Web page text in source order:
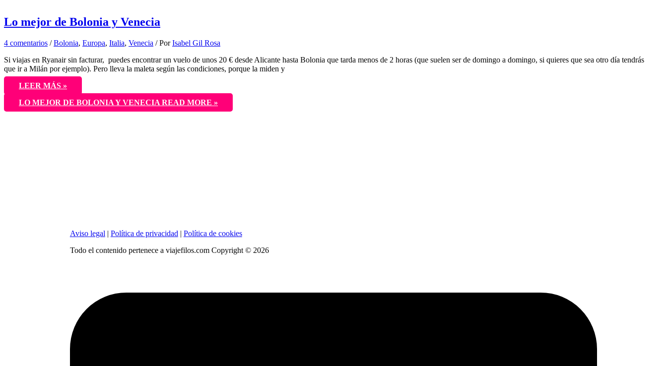
Lo mejor de Bolonia y Venecia
4 comentarios /Bolonia, Europa, Italia, Venecia / PorIsabel Gil Rosa
Si viajas en Ryanair sin facturar, puedes encontrar un vuelo de unos 20 € desde Alicante hasta Bolonia que tarda menos de 2 horas (que suelen ser de domingo a domingo, si quieres que sea otro día tendrás
que ir a Milán por ejemplo). Pero lleva la maleta según las condiciones, porque la miden y
LEER MÁS »
LO MEJOR DE BOLONIA Y VENECIA READ MORE »
Aviso legal | Política de privacidad | Política de cookies
Todo el contenido pertenece a viajefilos.com Copyright © 2026